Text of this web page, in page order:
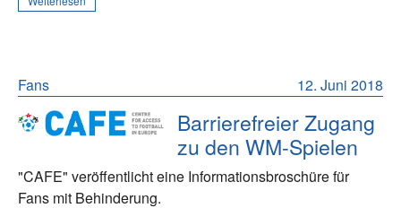
12. Juni 2018
Fans
Barrierefreier Zugang
zu den WM-Spielen
"CAFE" veröffentlicht eine Informationsbroschüre für
Fans mit Behinderung.